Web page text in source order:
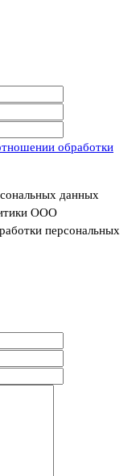
обработки
данных
ООО
персональных